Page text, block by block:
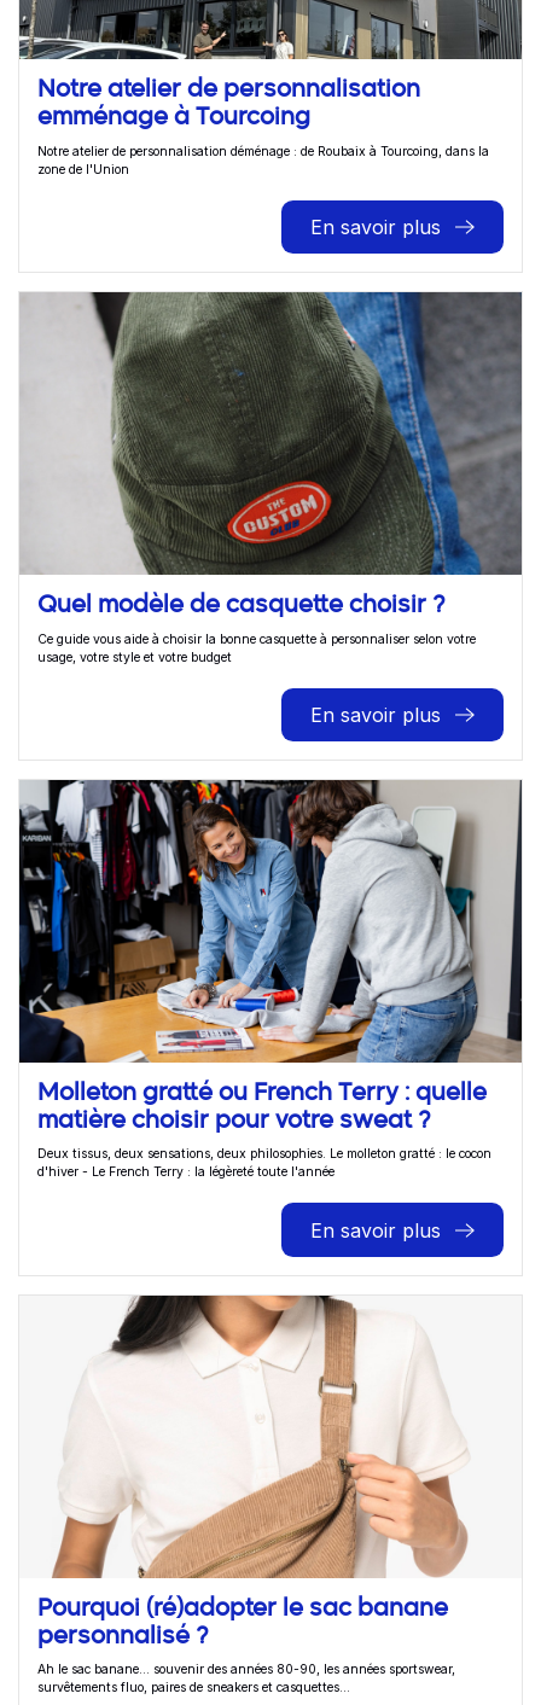
Notre atelier de personnalisation
emménage à Tourcoing
Notre atelier de personnalisation déménage : de Roubaix à Tourcoing, dans la
zone de l'Union
En savoir plus
Quel modèle de casquette choisir ?
Ce guide vous aide à choisir la bonne casquette à personnaliser selon votre
usage, votre style et votre budget
En savoir plus
Molleton gratté ou French Terry : quelle
matière choisir pour votre sweat ?
Deux tissus, deux sensations, deux philosophies. Le molleton gratté : le cocon
d'hiver - Le French Terry : la légèreté toute l'année
En savoir plus
Pourquoi (ré)adopter le sac banane
personnalisé ?
Ah le sac banane… souvenir des années 80-90, les années sportswear,
survêtements fluo, paires de sneakers et casquettes...